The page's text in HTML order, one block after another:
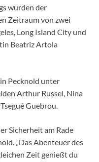
wurden der
Zeitraum von zwei
Long Island City und
Beatriz Artola
Pecknold unter
Arthur Russel, Nina
Guebrou.
Sicherheit am Rade
„Das Abenteuer des
Zeit genießt du